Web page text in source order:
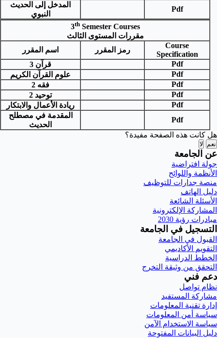
Pdf
المدخل إلى الحديث
النبوي
3thSemester Courses
مقررات المستوى الثالث
Course
Specification
رمز المقرر
اسم المقرر
Pdf
قرآن 3
Pdf
علوم القرآن الكريم
Pdf
فقه 2
Pdf
توحيد 2
Pdf
ريادة الأعمال والابتكار
Pdf
المقدمة في مصطلح
الحديث
هل كانت هذه الصفحة مفيدة؟
نعم لا
عن الجامعة
جولة افتراضية
الأنظمة واللوائح
منصة جدارات للتوظيف
دليل الهاتف
الأسئلة الشائعة
المشاركة الإلكترونية
مبادرات رؤية 2030
التسجيل في الجامعة
القبول في الجامعة
التقويم الأكاديمي
الخطط الدراسية
التحقق من وثيقة التخرج
دعم فني
نظام تواصل
مشاركة المستفيد
إدارة تقنية المعلومات
سياسة أمن المعلومات
سياسة الاستخدام الآمن
دليل البيانات المفتوحة